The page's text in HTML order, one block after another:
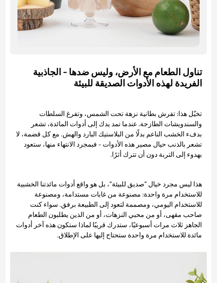
تناول الطعام مع الأرض، وليس ضدها - الجاذبية
الفريدة لهذه الأدوات الصديقة للبيئة
تخيّل هذا: تفرش بطانية نزهة تحت الشمس، وتفرغ السلطات
والسندويشات الطازجة. عندما تمد يدك إلى أدوات المائدة، تشعر
بدفء الخشب الناعم بدلًا من البلاستيك البارد والهش. مع كل قضمة، لا
تشعر بالذنب حيال مصير هذه الأدوات - فبمجرد الانتهاء منها، ستعود
بهدوء إلى التربة دون أن تترك أثرًا.
هذا ليس مجرد خيال "صديق للبيئة"، بل هو واقع أدوات مائدتنا الخشبية
للاستخدام مرة واحدة: مصنوعة من غابات مستدامة، ومصنوعة
للاستخدام اليومي، ومصممة لتعود إلى الطبيعة برفق. سواء كنت
صاحب مقهى، أو من محبي النزهات، أو من الذين يطلبون الطعام
الجاهز ثلاث مرات أسبوعيًا، ستدرك قريبًا لماذا ستكون هذه آخر أدوات
مائدة للاستخدام مرة واحدة ستحتاج إليها على الإطلاق.